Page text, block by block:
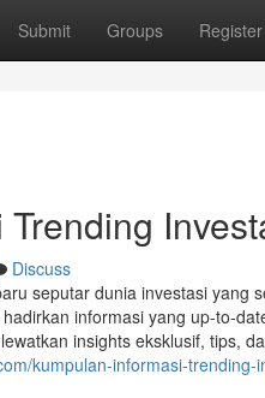
Submit Groups Register
Discuss
seputar dunia investasi yang
informasi yang up-to-
insights eksklusif, tips,
kumpulan-informasi-trending-